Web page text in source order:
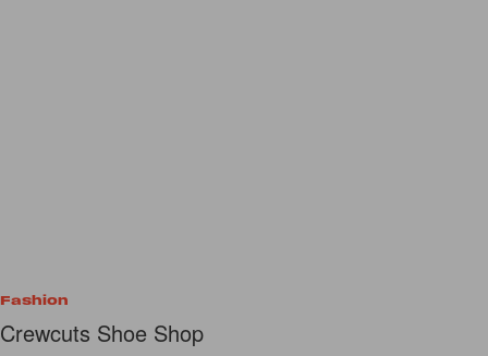
Fashion
Crewcuts Shoe Shop